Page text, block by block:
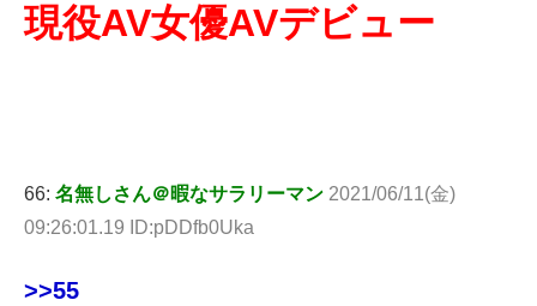
現役AV女優AVデビュー
66: 名無しさん＠暇なサラリーマン 2021/06/11(金)
09:26:01.19 ID:pDDfb0Uka
>>55